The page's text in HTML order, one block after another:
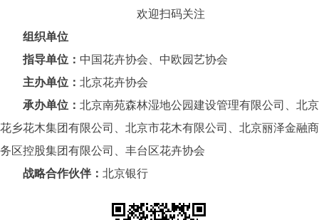
欢迎扫码关注
组织单位
指导单位： 中国花卉协会、中欧园艺协会
主办单位： 北京花卉协会
承办单位： 北京南苑森林湿地公园建设管理有限公司、北京
花乡花木集团有限公司、北京市花木有限公司、北京丽泽金融商
务区控股集团有限公司、丰台区花卉协会
战略合作伙伴： 北京银行